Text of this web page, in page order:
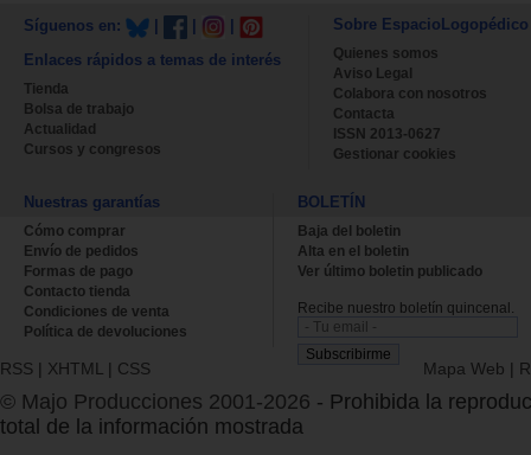
Síguenos en:
Enlaces rápidos a temas de interés
Tienda
Bolsa de trabajo
Actualidad
Cursos y congresos
Sobre EspacioLogopédico
Quienes somos
Aviso Legal
Colabora con nosotros
Contacta
ISSN 2013-0627
Gestionar cookies
Nuestras garantías
Cómo comprar
Envío de pedidos
Formas de pago
Contacto tienda
Condiciones de venta
Política de devoluciones
BOLETÍN
Baja del boletin
Alta en el boletin
Ver último boletin publicado
Recibe nuestro boletín quincenal.
RSS | XHTML | CSS Mapa Web |
© Majo Producciones 2001-2026 - Prohibida la
total de la información mostrada